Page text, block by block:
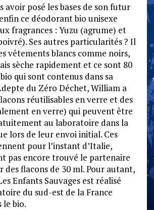
avoir posé les bases de son futur
ce déodorant bio unisexe
fragrances : Yuzu (agrume) et
Ses autres particularités ? Il
vêtements blancs comme noirs,
sèche rapidement et ce sont 80
qui sont contenus dans sa
du Zéro Déchet, William a
réutilisables en verre et des
en verre) qui peuvent être
au laboratoire dans la
lors de leur envoi initial. Ces
pour l’instant d’Italie,
pas encore trouvé le partenaire
des flacons de 30 ml. Pour autant,
Enfants Sauvages est réalisé
du sud-est de la France
le bio.